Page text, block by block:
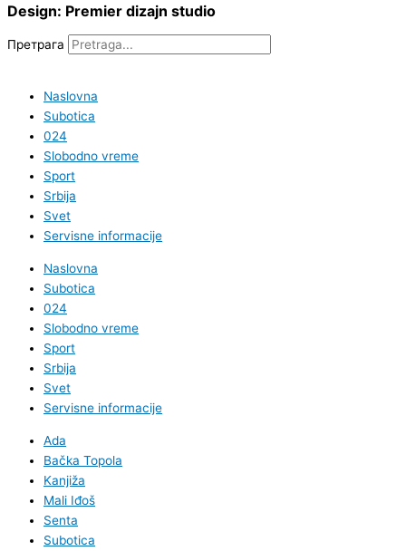
Design: Premier dizajn studio
Претрага
Naslovna
Subotica
024
Slobodno vreme
Sport
Srbija
Svet
Servisne informacije
Naslovna
Subotica
024
Slobodno vreme
Sport
Srbija
Svet
Servisne informacije
Ada
Bačka Topola
Kanjiža
Mali Iđoš
Senta
Subotica